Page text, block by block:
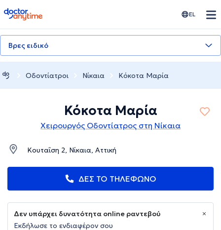
doctoranytime EL
Βρες ειδικό
Οδοντίατροι Νίκαια Κόκοτα Μαρία
Κόκοτα Μαρία
Χειρουργός Οδοντίατρος στη Νίκαια
Κουταΐση 2, Νίκαια, Αττική
ΔΕΣ ΤΟ ΤΗΛΕΦΩΝΟ
Δεν υπάρχει δυνατότητα online ραντεβού
Εκδήλωσε το ενδιαφέρον σου